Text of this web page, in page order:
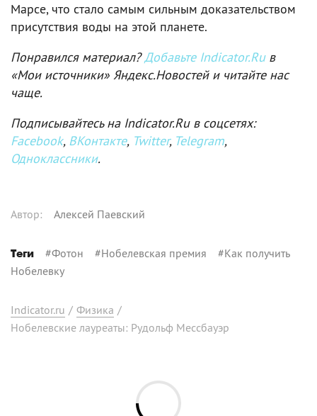
Марсе, что стало самым сильным доказательством
присутствия воды на этой планете.
Понравился материал?Добавьте Indicator.Ruв
«Мои источники» Яндекс.Новостей и читайте нас
чаще.
Подписывайтесь на Indicator.Ru в соцсетях:
Facebook, ВКонтакте, Twitter, Telegram,
Одноклассники.
Автор: Алексей Паевский
Теги #Фотон #Нобелевская премия #Как получить
Нобелевку
Indicator.ru / Физика /
Нобелевские лауреаты: Рудольф Мессбауэр